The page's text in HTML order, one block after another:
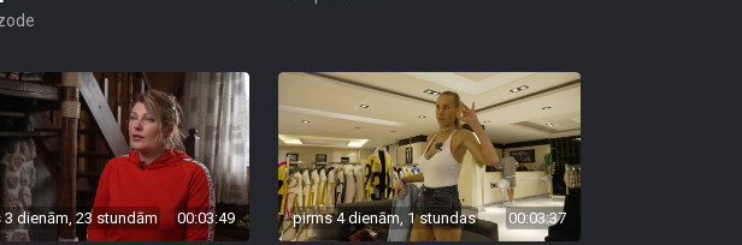
3 dienām, 23 stundām 00:03:49 pirms 4 dienām, 1 stundas 00:03:37